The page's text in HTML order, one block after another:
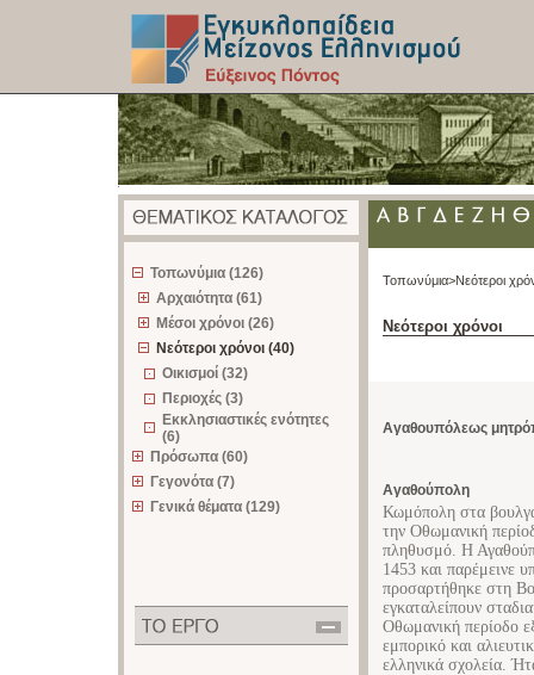
Τοπωνύμια (126)
Αρχαιότητα (61)
Μέσοι χρόνοι (26)
Νεότεροι χρόνοι (40)
Οικισμοί (32)
Περιοχές (3)
Εκκλησιαστικές ενότητες
(6)
Πρόσωπα (60)
Γεγονότα (7)
Γενικά θέματα (129)
Τοπωνύμια>Νεότεροι
Νεότεροι χρόνοι
Αγαθουπόλεως
Αγαθούπολη
Κωμόπολη στα
την Οθωμανική
πληθυσμό. Η
1453 και παρέμεινε
προσαρτήθηκε στη
εγκαταλείπουν
Οθωμανική περίοδο
εμπορικό και
ελληνικά σχολεία.